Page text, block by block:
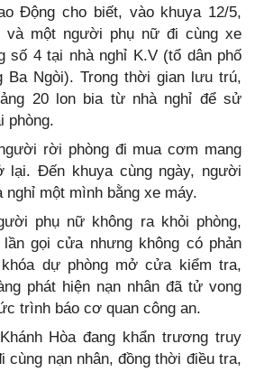
Động cho biết, vào khuya 12/5,
và một người phụ nữ đi cùng xe
số 4 tại nhà nghỉ K.V (tổ dân phố
Ba Ngòi). Trong thời gian lưu trú,
20 lon bia từ nhà nghỉ để sử
phòng.
rời phòng đi mua cơm mang
Đến khuya cùng ngày, người
nghỉ một mình bằng xe máy.
phụ nữ không ra khỏi phòng,
gọi cửa nhưng không có phản
dự phòng mở cửa kiểm tra,
phát hiện nạn nhân đã tử vong
trình báo cơ quan công an.
Hòa đang khẩn trương truy
cùng nạn nhân, đồng thời điều tra,